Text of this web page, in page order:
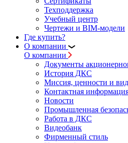
Техподдержка
Учебный центр
Чертежи и BIM-модели
Где купить?
О компании
О компании
Документы
История ДКС
Миссия, ценности и
Контактная
Новости
Промышленная
Работа в ДКС
Видеобанк
Фирменный стиль